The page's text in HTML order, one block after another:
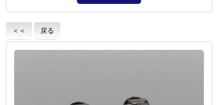
＜＜ 戻る